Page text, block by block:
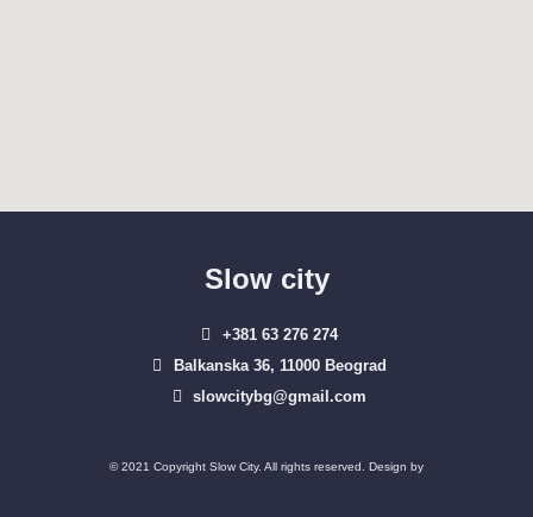
Slow city
+381 63 276 274​
Balkanska 36, 11000 Beograd​
slowcitybg@gmail.com
© 2021 Copyright Slow City. All rights reserved. Design by